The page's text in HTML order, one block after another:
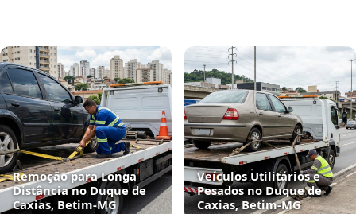
Remoção para Longa
Distância no Duque de
Caxias, Betim‑MG
Veículos Utilitários e
Pesados no Duque de
Caxias, Betim‑MG